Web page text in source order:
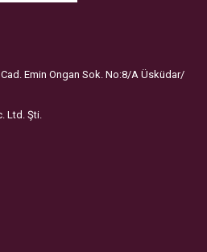
Emin Ongan Sok. No:8/A Üsküdar/
Ltd. Şti.